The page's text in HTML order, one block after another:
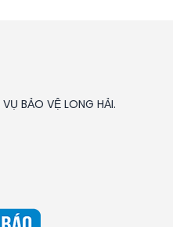
BẢO VỆ LONG HẢI.